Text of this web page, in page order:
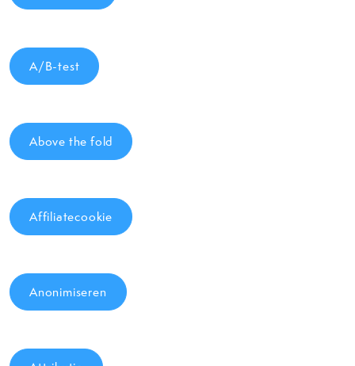
A/B-test
Above the fold
Affiliatecookie
Anonimiseren